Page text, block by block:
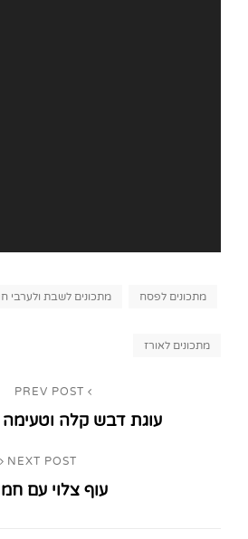
Categories
מתכונים לפסח מתכונים לשבת ולערבי
Tags,
מתכונים לאורז
PREV POST
עוגת דבש קלה וטעימה
NEXT POST
עוף צלוי עם